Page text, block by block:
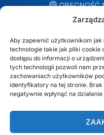
Aby zapewnić użytkownikom
technologie takie jak pliki cookie
dostępu do informacji o
tych technologii pozwoli nam
zachowaniach użytkowników
identyfikatory na tej stronie.
negatywnie wpłynąć na
OBECNOŚĆ
Lokalne
USA
Dubaj
Meksyk
España